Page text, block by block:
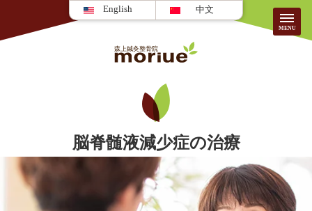
English 中文
HOME
患者様の声
脳脊髄液減少症の治療